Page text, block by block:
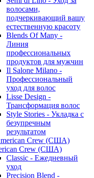
волосами,
подчеркивающий вашу
естественную красоту
Blends Of Many -
Линия
профессиональных
продуктов для мужчин
Il Salone Milano -
Профессиональный
уход для волос
Lisse Design -
Трансформация волос
Style Stories - Укладка с
безупречным
результатом
Crew (США)
Classic - Ежедневный
уход
Precision Blend -